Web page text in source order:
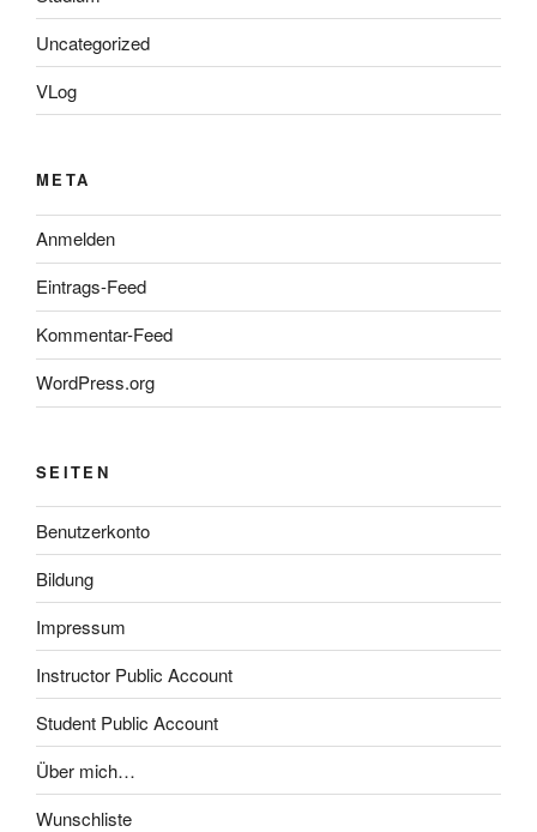
Uncategorized
VLog
META
Anmelden
Eintrags-Feed
Kommentar-Feed
WordPress.org
SEITEN
Benutzerkonto
Bildung
Impressum
Instructor Public Account
Student Public Account
Über mich…
Wunschliste